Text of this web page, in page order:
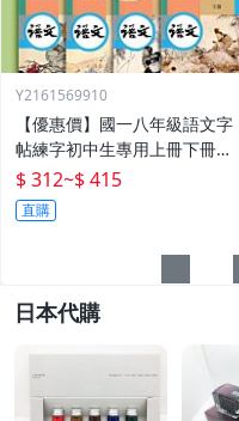
Y2161569910
【優惠價】國一八年級語文字
帖練字初中生專用上冊下冊同
步人教版練字帖九年級衡水體
鋼筆正楷楷體初一每日一練中
學生中文臨摹硬筆書
$ 312~$ 415
直購
日本代購